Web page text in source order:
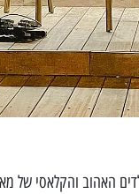
האהוב והקלאסי של